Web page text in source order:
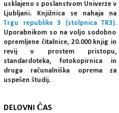
usklajeno s poslanstvom Univerze v
Ljubljani. Knjižnica se nahaja na
Trgu republike 3 (stolpnica TR3).
Uporabnikom so na voljo sodobno
opremljene čitalnice, 20.000 knjig in
revij v prostem pristopu,
standardoteka, fotokopirnica in
druga računalniška oprema za
uspešen študij.
DELOVNI ČAS